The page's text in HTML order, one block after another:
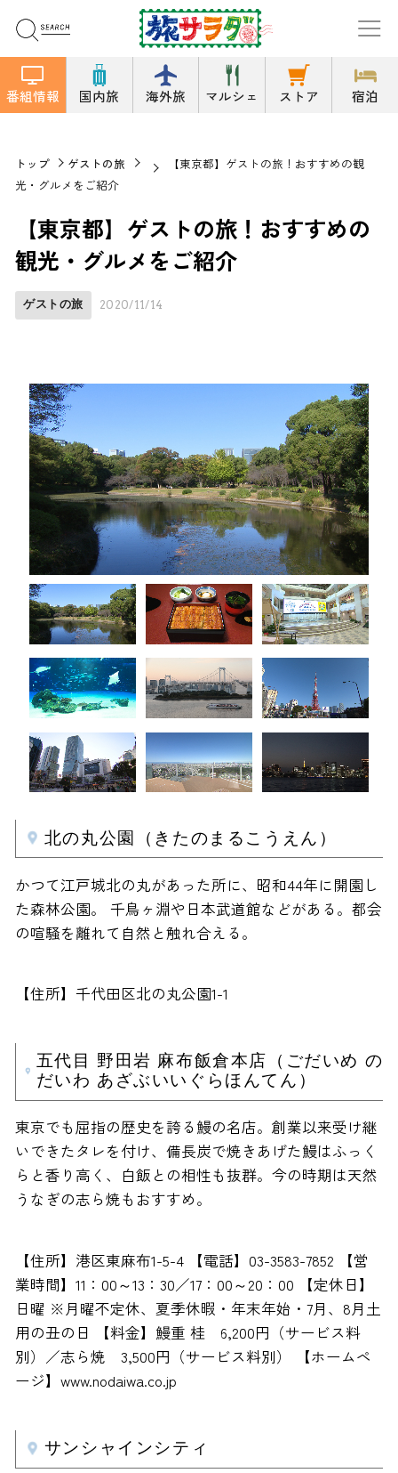
番組情報 国内旅 海外旅 マルシェ ストア 宿泊
トップ ゲストの旅
【東京都】ゲストの旅！おすすめの観
光・グルメをご紹介
【東京都】ゲストの旅！おすすめの
観光・グルメをご紹介
ゲストの旅 2020/11/14
北の丸公園（きたのまるこうえん）
かつて江戸城北の丸があった所に、昭和44年に開園し
た森林公園。 千鳥ヶ淵や日本武道館などがある。都会
の喧騒を離れて自然と触れ合える。
【住所】千代田区北の丸公園1-1
五代目 野田岩 麻布飯倉本店（ごだいめ の
だいわ あざぶいいぐらほんてん）
東京でも屈指の歴史を誇る鰻の名店。創業以来受け継
いできたタレを付け、備長炭で焼きあげた鰻はふっく
らと香り高く、白飯との相性も抜群。今の時期は天然
うなぎの志ら焼もおすすめ。
【住所】港区東麻布1-5-4 【電話】03-3583-7852 【営
業時間】11：00～13：30／17：00～20：00 【定休日】
日曜 ※月曜不定休、夏季休暇・年末年始・7月、8月土
用の丑の日 【料金】鰻重 桂 6,200円（サービス料
別）／志ら焼 3,500円（サービス料別） 【ホームペ
ージ】www.nodaiwa.co.jp
サンシャインシティ